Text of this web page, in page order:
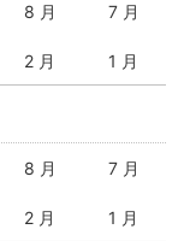
8 月 7 月
2 月 1 月
8 月 7 月
2 月 1 月